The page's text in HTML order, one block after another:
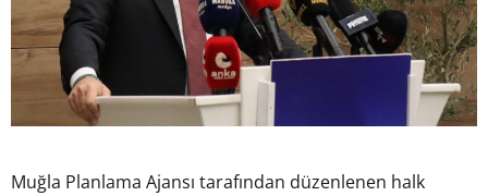
Muğla Planlama Ajansı tarafından düzenlenen halk